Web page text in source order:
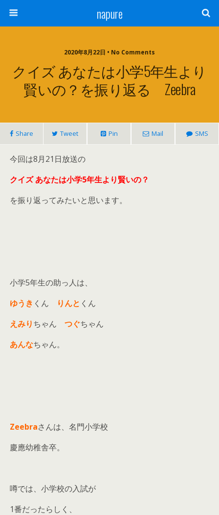
napure
2020年8月22日 • No Comments
クイズ あなたは小学5年生より
賢いの？を振り返る Zeebra
Share Tweet Pin Mail SMS
今回は8月21日放送の
クイズ あなたは小学5年生より賢いの？
を振り返ってみたいと思います。
小学5年生の助っ人は、
ゆうき くん りんと くん
えみりちゃん つぐちゃん
あんなちゃん。
Zeebraさんは、名門小学校
慶應幼稚舎卒。
噂では、小学校の入試が
1番だったらしく、